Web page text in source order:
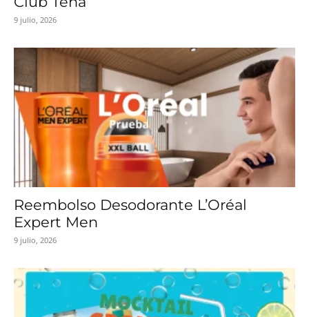
9 julio, 2026
Reembolso Desodorante L’Oréal
Expert Men
9 julio, 2026